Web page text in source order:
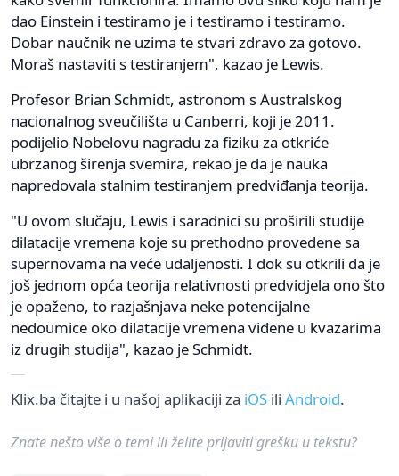
dao Einstein i testiramo je i testiramo i testiramo.
Dobar naučnik ne uzima te stvari zdravo za gotovo.
Moraš nastaviti s testiranjem", kazao je Lewis.
Profesor Brian Schmidt, astronom s Australskog
nacionalnog sveučilišta u Canberri, koji je 2011.
podijelio Nobelovu nagradu za fiziku za otkriće
ubrzanog širenja svemira, rekao je da je nauka
napredovala stalnim testiranjem predviđanja teorija.
"U ovom slučaju, Lewis i saradnici su proširili studije
dilatacije vremena koje su prethodno provedene sa
supernovama na veće udaljenosti. I dok su otkrili da je
još jednom opća teorija relativnosti predvidjela ono što
je opaženo, to razjašnjava neke potencijalne
nedoumice oko dilatacije vremena viđene u kvazarima
iz drugih studija", kazao je Schmidt.
Klix.ba čitajte i u našoj aplikaciji za iOS ili Android.
Znate nešto više o temi ili želite prijaviti grešku u tekstu?